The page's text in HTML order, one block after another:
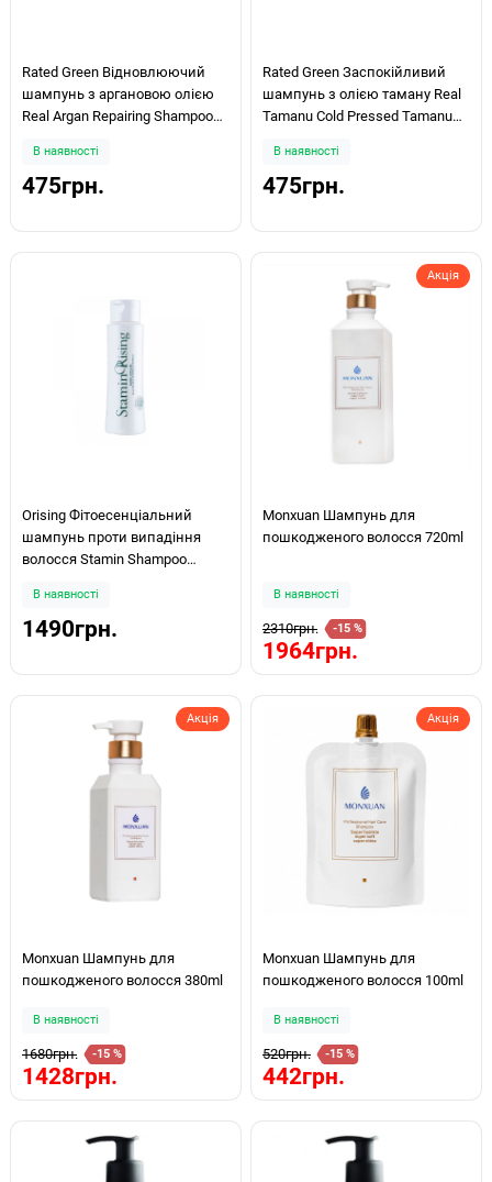
Rated Green Відновлюючий
шампунь з аргановою олією
Real Argan Repairing Shampoo
В наявності
475грн.
Rated Green Заспокійливий
шампунь з олією таману Real
Tamanu Cold Pressed Tamanu
мл
В наявності
475грн.
Orising Фітоесенціальний
шампунь проти випадіння
волосся Stamin Shampoo
В наявності
1490грн.
Акція
Monxuan Шампунь для
пошкодженого волосся 720ml
В наявності
2310грн. -15 %
1964грн.
Акція
Monxuan Шампунь для
пошкодженого волосся 380ml
В наявності
1680грн. -15 %
1428грн.
Акція
Monxuan Шампунь для
пошкодженого волосся 100ml
В наявності
520грн. -15 %
442грн.